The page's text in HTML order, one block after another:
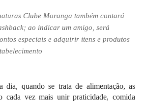
Clube Moranga também contará
ao indicar um amigo, será
especiais e adquirir itens e produtos
dia, quando se trata de alimentação, as
cada vez mais unir praticidade, comida